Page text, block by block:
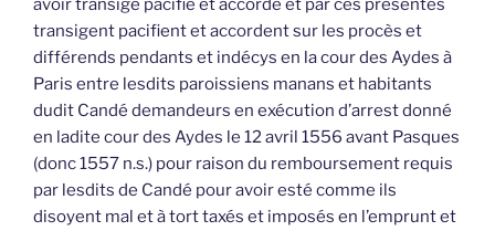
avoir transigé pacifié et accordé et par ces présentes
transigent pacifient et accordent sur les procès et
différends pendants et indécys en la cour des Aydes à
Paris entre lesdits paroissiens manans et habitants
dudit Candé demandeurs en exécution d’arrest donné
en ladite cour des Aydes le 12 avril 1556 avant Pasques
(donc 1557 n.s.) pour raison du remboursement requis
par lesdits de Candé pour avoir esté comme ils
disoyent mal et à tort taxés et imposés en l’emprunt et